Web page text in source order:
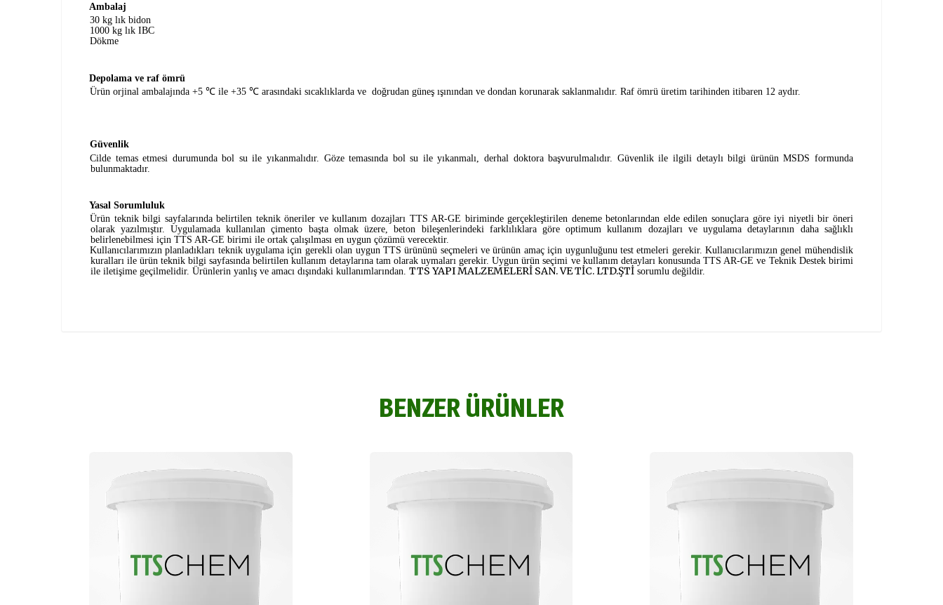
Ambalaj
30 kg lık bidon
1000 kg lık IBC
Dökme
Depolama ve raf ömrü
Ürün orjinal ambalajında +5 ℃ ile +35 ℃ arasındaki sıcaklıklarda ve doğrudan güneş ışınından ve dondan korunarak saklanmalıdır. Raf ömrü üretim tarihinden itibaren 12 aydır.
Güvenlik
Cilde temas etmesi durumunda bol su ile yıkanmalıdır. Göze temasında bol su ile yıkanmalı, derhal doktora başvurulmalıdır. Güvenlik ile ilgili detaylı bilgi ürünün MSDS formunda
bulunmaktadır.
Yasal Sorumluluk
Ürün teknik bilgi sayfalarında belirtilen teknik öneriler ve kullanım dozajları TTS AR-GE biriminde gerçekleştirilen deneme betonlarından elde edilen sonuçlara göre iyi niyetli bir öneri
olarak yazılmıştır. Uygulamada kullanılan çimento başta olmak üzere, beton bileşenlerindeki farklılıklara göre optimum kullanım dozajları ve uygulama detaylarının daha sağlıklı
belirlenebilmesi için TTS AR-GE birimi ile ortak çalışılması en uygun çözümü verecektir.
Kullanıcılarımızın planladıkları teknik uygulama için gerekli olan uygun TTS ürününü seçmeleri ve ürünün amaç için uygunluğunu test etmeleri gerekir. Kullanıcılarımızın genel mühendislik
kuralları ile ürün teknik bilgi sayfasında belirtilen kullanım detaylarına tam olarak uymaları gerekir. Uygun ürün seçimi ve kullanım detayları konusunda TTS AR-GE ve Teknik Destek birimi
ile iletişime geçilmelidir. Ürünlerin yanlış ve amacı dışındaki kullanımlarından. TTS YAPI MALZEMELERİ SAN. VE TİC. LTD.ŞTİsorumlu değildir.
BENZER ÜRÜNLER